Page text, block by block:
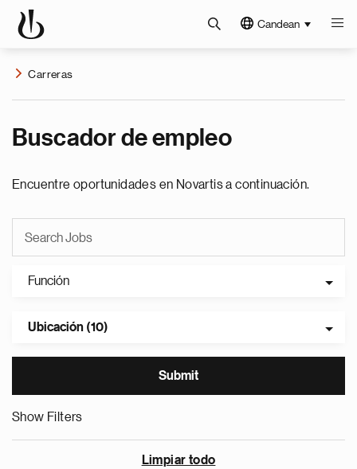
Candean
Carreras
Buscador de empleo
Encuentre oportunidades en Novartis a continuación.
Función
Ubicación (10)
Show Filters
Limpiar todo